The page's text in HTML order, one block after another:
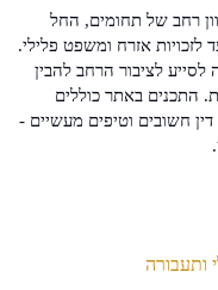
רחב של תחומים, החל
לזכויות אזרח ומשפט פלילי.
לציבור הרחב להבין
התכנים באתר כוללים
חשובים וטיפים מעשיים -
ותעבורה